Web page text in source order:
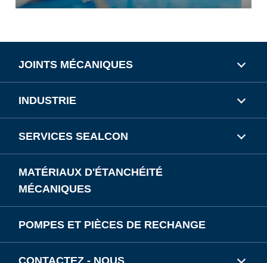
JOINTS MÉCANIQUES
INDUSTRIE
SERVICES SEALCON
MATÉRIAUX D'ÉTANCHÉITÉ
MÉCANIQUES
POMPES ET PIÈCES DE RECHANGE